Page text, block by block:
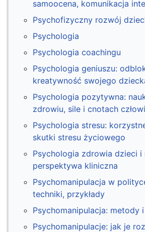
samoocena, komunikacja
Psychofizyczny rozwój
Psychologia
Psychologia coachingu
Psychologia geniuszu:
kreatywność swojego
Psychologia pozytywna:
zdrowiu, sile i cnotach
Psychologia stresu:
skutki stresu życiowego
Psychologia zdrowia dzieci i
perspektywa kliniczna
Psychomanipulacja w
techniki, przykłady
Psychomanipulacja: metody
Psychomanipulacje: jak je